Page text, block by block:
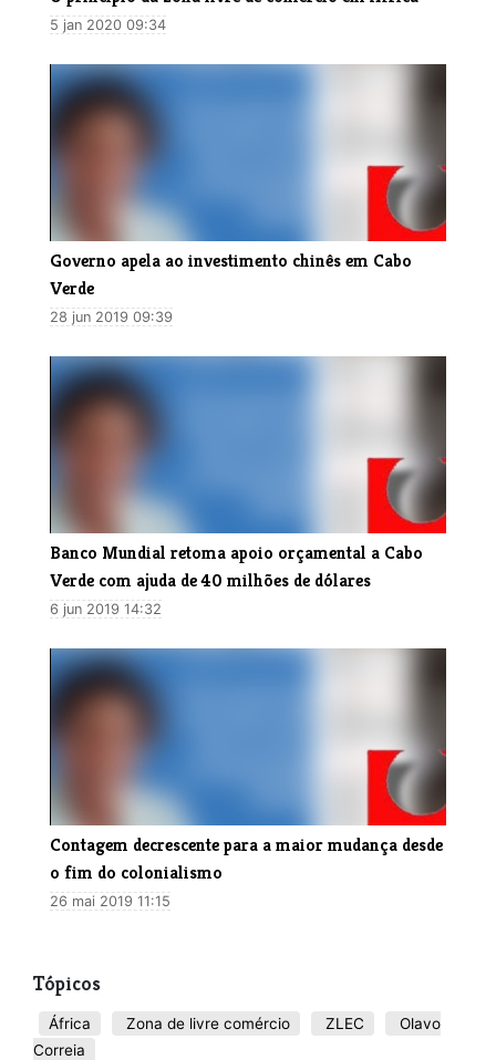
5 jan 2020 09:34
​Governo apela ao investimento chinês em Cabo
Verde
28 jun 2019 09:39
​Banco Mundial retoma apoio orçamental a Cabo
Verde com ajuda de 40 milhões de dólares
6 jun 2019 14:32
Contagem decrescente para a maior mudança desde
o fim do colonialismo
26 mai 2019 11:15
Tópicos
África Zona de livre comércio ZLEC
Olavo
Correia